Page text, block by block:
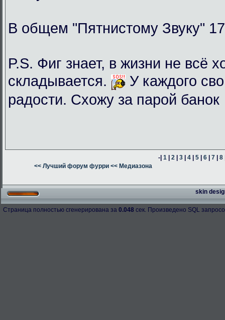
В общем "Пятнистому Звуку"
P.S. Фиг знает, в жизни не всё
складывается.
У каждого
радости. Схожу за парой банок
-|1 |2 |3 |4 |5 |6 |7 |8
<< Лучший форум фурри << Медиазона
skin
Страница полностью сгенерирована за 0.048 сек. Произведено SQL